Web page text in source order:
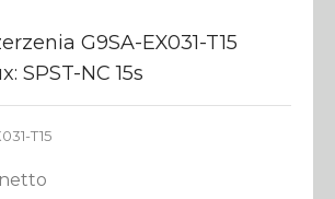
G9SA-EX031-T15
SPST-NC 15s
T15
netto